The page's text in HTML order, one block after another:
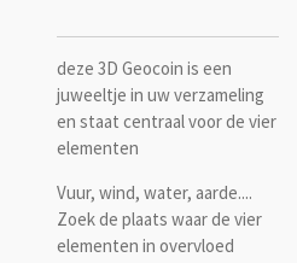
deze 3D Geocoin is een
juweeltje in uw verzameling
en staat centraal voor de vier
elementen
Vuur, wind, water, aarde....
Zoek de plaats waar de vier
elementen in overvloed